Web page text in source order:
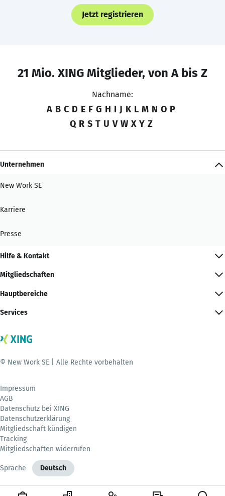
Jetzt registrieren
21 Mio. XING Mitglieder, von A bis Z
Nachname:
A B C D E F G H I J K L M N O P
Q R S T U V W X Y Z
Unternehmen
New Work SE
Karriere
Presse
Hilfe & Kontakt
Mitgliedschaften
Hauptbereiche
Services
© New Work SE | Alle Rechte vorbehalten
Impressum
AGB
Datenschutz bei XING
Datenschutzerklärung
Mitgliedschaft kündigen
Tracking
Mitgliedschaften widerrufen
Sprache Deutsch